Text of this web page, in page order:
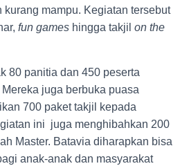
mampu. Kegiatan tersebut
fun games hingga takjil on the
80 panitia dan 450 peserta
juga berbuka puasa
700 paket takjil kepada
ini juga menghibahkan 200
Master. Batavia diharapkan bisa
anak-anak dan masyarakat